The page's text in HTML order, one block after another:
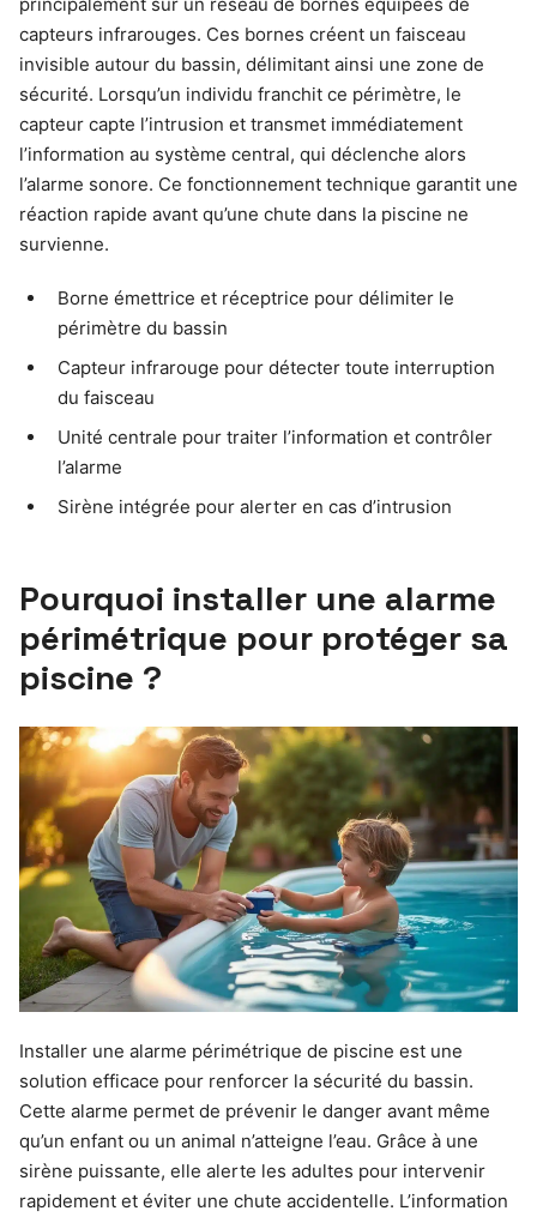
capteurs infrarouges. Ces bornes créent un faisceau
invisible autour du bassin, délimitant ainsi une zone de
sécurité. Lorsqu’un individu franchit ce périmètre, le
capteur capte l’intrusion et transmet immédiatement
l’information au système central, qui déclenche alors
l’alarme sonore. Ce fonctionnement technique garantit une
réaction rapide avant qu’une chute dans la piscine ne
survienne.
Borne émettrice et réceptrice pour délimiter le
périmètre du bassin
Capteur infrarouge pour détecter toute interruption
du faisceau
Unité centrale pour traiter l’information et contrôler
l’alarme
Sirène intégrée pour alerter en cas d’intrusion
Pourquoi installer une alarme
périmétrique pour protéger sa
piscine ?
Installer une alarme périmétrique de piscine est une
solution efficace pour renforcer la sécurité du bassin.
Cette alarme permet de prévenir le danger avant même
qu’un enfant ou un animal n’atteigne l’eau. Grâce à une
sirène puissante, elle alerte les adultes pour intervenir
rapidement et éviter une chute accidentelle. L’information